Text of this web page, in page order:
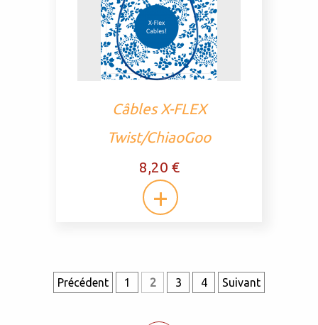
Câbles X-FLEX
Twist/ChiaoGoo
8,20 €
Précédent 1 2 3 4 Suivant